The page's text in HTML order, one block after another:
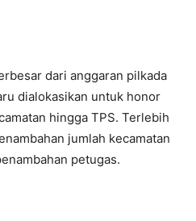
dari anggaran pilkada
dialokasikan untuk honor
hingga TPS. Terlebih
jumlah kecamatan
petugas.